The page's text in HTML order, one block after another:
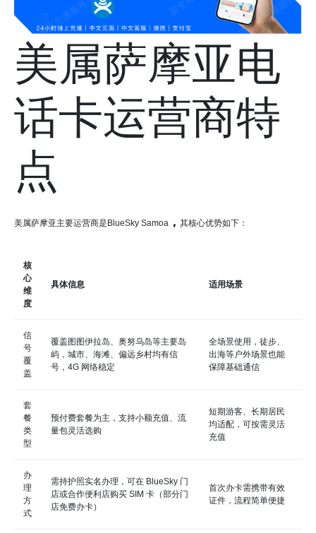
美属萨摩亚电
话卡运营商特
点
美属萨摩亚主要运营商是BlueSky Samoa ， 其核心优势如下：
核
心
维
度
具体信息 适用场景
信
号
覆
盖
覆盖图图伊拉岛、奥努乌岛等主要岛
屿，城市、海滩、偏远乡村均有信
号，4G 网络稳定
全场景使用，徒步、
出海等户外场景也能
保障基础通信
套
餐
类
型
预付费套餐为主，支持小额充值、流
量包灵活选购
短期游客、长期居民
均适配，可按需灵活
充值
办
理
方
式
需持护照实名办理，可在 BlueSky 门
店或合作便利店购买 SIM 卡（部分门
店免费办卡）
首次办卡需携带有效
证件，流程简单便捷